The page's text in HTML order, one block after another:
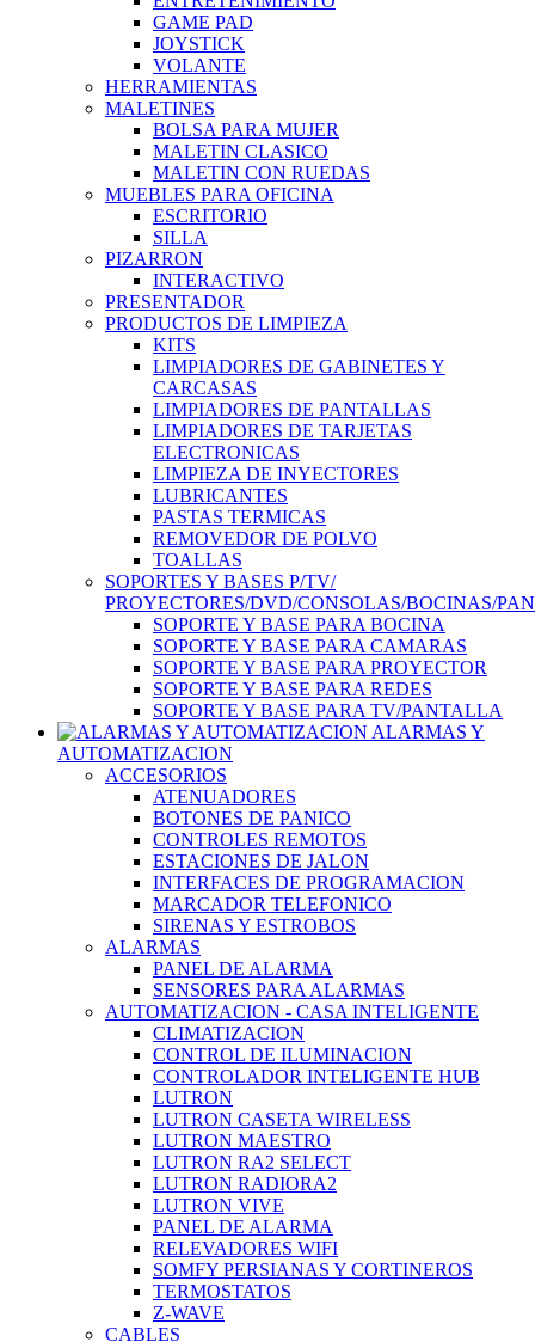
GAME PAD
JOYSTICK
VOLANTE
HERRAMIENTAS
MALETINES
BOLSA PARA MUJER
MALETIN CLASICO
MALETIN CON RUEDAS
MUEBLES PARA OFICINA
ESCRITORIO
SILLA
PIZARRON
INTERACTIVO
PRESENTADOR
PRODUCTOS DE LIMPIEZA
KITS
LIMPIADORES DE GABINETES Y
CARCASAS
LIMPIADORES DE PANTALLAS
LIMPIADORES DE TARJETAS
ELECTRONICAS
LIMPIEZA DE INYECTORES
LUBRICANTES
PASTAS TERMICAS
REMOVEDOR DE POLVO
TOALLAS
SOPORTES Y BASES P/TV/
PROYECTORES/DVD/CONSOLAS/BOCINAS/
SOPORTE Y BASE PARA BOCINA
SOPORTE Y BASE PARA CAMARAS
SOPORTE Y BASE PARA PROYECTOR
SOPORTE Y BASE PARA REDES
SOPORTE Y BASE PARA TV/PANTALLA
ALARMAS Y
AUTOMATIZACION
ACCESORIOS
ATENUADORES
BOTONES DE PANICO
CONTROLES REMOTOS
ESTACIONES DE JALON
INTERFACES DE PROGRAMACION
MARCADOR TELEFONICO
SIRENAS Y ESTROBOS
ALARMAS
PANEL DE ALARMA
SENSORES PARA ALARMAS
AUTOMATIZACION - CASA INTELIGENTE
CLIMATIZACION
CONTROL DE ILUMINACION
CONTROLADOR INTELIGENTE HUB
LUTRON
LUTRON CASETA WIRELESS
LUTRON MAESTRO
LUTRON RA2 SELECT
LUTRON RADIORA2
LUTRON VIVE
PANEL DE ALARMA
RELEVADORES WIFI
SOMFY PERSIANAS Y CORTINEROS
TERMOSTATOS
Z-WAVE
CABLES